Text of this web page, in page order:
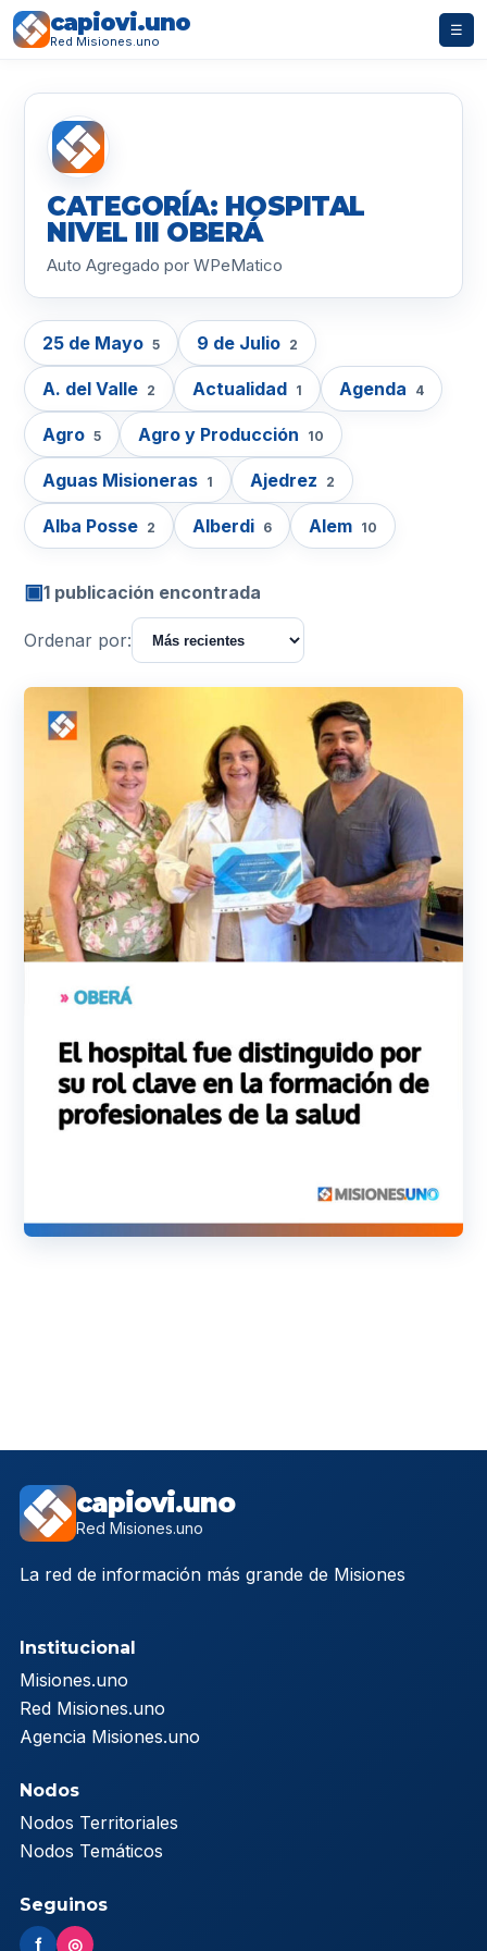
capiovi.uno
Red Misiones.uno
☰
CATEGORÍA: HOSPITAL
NIVEL III OBERÁ
Auto Agregado por WPeMatico
25 de Mayo 5 9 de Julio 2
A. del Valle 2 Actualidad 1 Agenda 4
Agro 5 Agro y Producción 10
Aguas Misioneras 1 Ajedrez 2
Alba Posse 2 Alberdi 6 Alem 10
▣1 publicación encontrada
Ordenar por:
capiovi.uno
Red Misiones.uno
La red de información más grande de Misiones
Institucional
Misiones.uno
Red Misiones.uno
Agencia Misiones.uno
Nodos
Nodos Territoriales
Nodos Temáticos
Seguinos
f ◎